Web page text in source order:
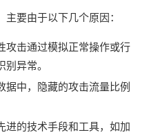
要由于以下几个原因：
攻击通过模拟正常操作或行
异常。
据中，隐藏的攻击流量比例
进的技术手段和工具，如加